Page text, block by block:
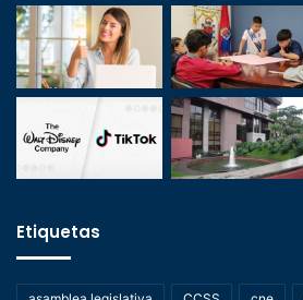
Etiquetas